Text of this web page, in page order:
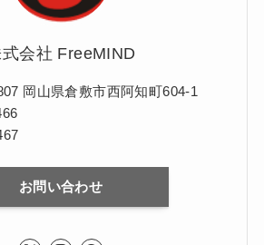
会社 FreeMIND
岡山県倉敷市西阿知町604-1
お問い合わせ